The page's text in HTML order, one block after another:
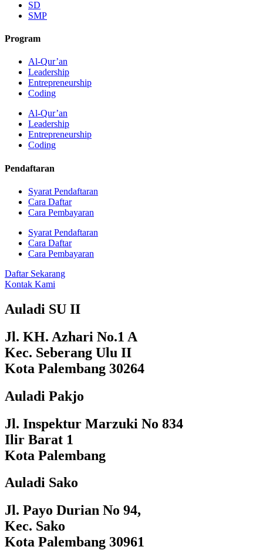
SD
SMP
Program
Al-Qur’an
Leadership
Entrepreneurship
Coding
Al-Qur’an
Leadership
Entrepreneurship
Coding
Pendaftaran
Syarat Pendaftaran
Cara Daftar
Cara Pembayaran
Syarat Pendaftaran
Cara Daftar
Cara Pembayaran
Daftar Sekarang
Kontak Kami
Auladi SU II
Jl. KH. Azhari No.1 A
Kec. Seberang Ulu II
Kota Palembang 30264
Auladi Pakjo
Jl. Inspektur Marzuki No 834
Ilir Barat 1
Kota Palembang
Auladi Sako
Jl. Payo Durian No 94,
Kec. Sako
Kota Palembang 30961